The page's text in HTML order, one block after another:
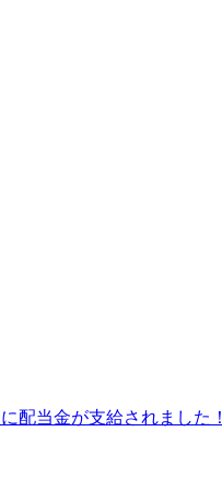
配当金が支給されました！